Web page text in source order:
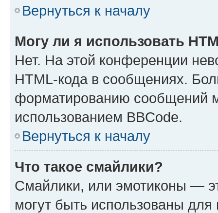
Вернуться к началу
Могу ли я использовать
Нет. На этой конференции
HTML-кода в сообщениях.
форматированию сообщений
использованием BBCode.
Вернуться к началу
Что такое смайлики?
Смайлики, или эмотиконы —
могут быть использованы